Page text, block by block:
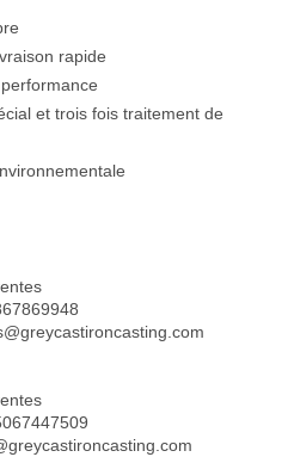
rapide
et trois fois traitement de